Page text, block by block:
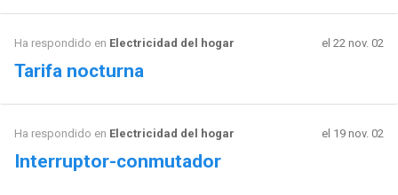
Ha respondido en Electricidad del hogar el 22 nov. 02
Tarifa nocturna
Ha respondido en Electricidad del hogar el 19 nov. 02
Interruptor-conmutador